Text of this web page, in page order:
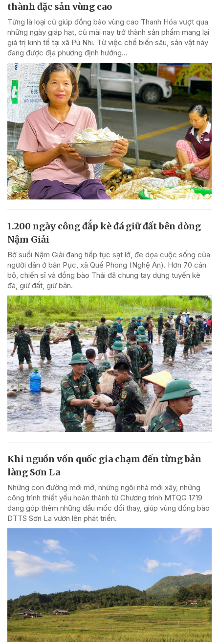
thành đặc sản vùng cao
Từng là loại củ giúp đồng bào vùng cao Thanh Hóa vượt qua
những ngày giáp hạt, củ mài nay trở thành sản phẩm mang lại
giá trị kinh tế tại xã Pù Nhi. Từ việc chế biến sâu, sản vật này
đang được địa phương định hướng...
1.200 ngày công đắp kè đá giữ đất bên dòng
Nậm Giải
Bờ suối Nậm Giải đang tiếp tục sạt lở, đe dọa cuộc sống của
người dân ở bản Pục, xã Quế Phong (Nghệ An). Hơn 70 cán
bộ, chiến sĩ và đồng bào Thái đã chung tay dựng tuyến kè
đá, giữ đất, giữ bản.
Khi nguồn vốn quốc gia chạm đến từng bản
làng Sơn La
Những con đường mới mở, những ngôi nhà mới xây, những
công trình thiết yếu hoàn thành từ Chương trình MTQG 1719
đang góp thêm những dấu mốc đổi thay, giúp vùng đồng bào
DTTS Sơn La vươn lên phát triển.